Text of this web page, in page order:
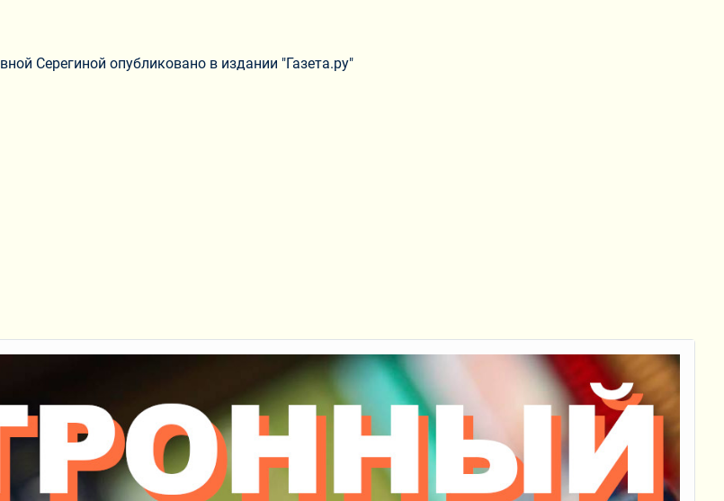
Серегиной опубликовано в издании "Газета.ру"